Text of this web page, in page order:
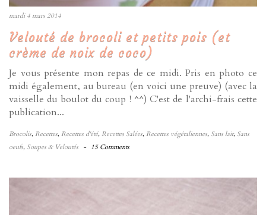
mardi 4 mars 2014
Velouté de brocoli et petits pois (et
crème de noix de coco)
Je vous présente mon repas de ce midi. Pris en photo ce
midi également, au bureau (en voici une preuve) (avec la
vaisselle du boulot du coup ! ^^) C'est de l'archi-frais cette
publication...
Brocolis, Recettes, Recettes d'été, Recettes Salées, Recettes végétaliennes, Sans lait, Sans
oeufs, Soupes & Veloutés - 15 Comments